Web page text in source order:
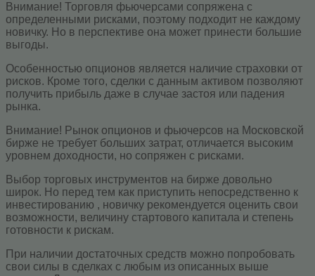
Внимание! Торговля фьючерсами сопряжена с
определенными рисками, поэтому подходит не каждому
новичку. Но в перспективе она может принести большие
выгоды.
Особенностью опционов является наличие страховки от
рисков. Кроме того, сделки с данным активом позволяют
получить прибыль даже в случае застоя или падения
рынка.
Внимание! Рынок опционов и фьючерсов на Московской
бирже не требует больших затрат, отличается высоким
уровнем доходности, но сопряжен с рисками.
Выбор торговых инструментов на бирже довольно
широк. Но перед тем как приступить непосредственно к
инвестированию , новичку рекомендуется оценить свои
возможности, величину стартового капитала и степень
готовности к рискам.
При наличии достаточных средств можно попробовать
свои силы в сделках с любым из описанных выше